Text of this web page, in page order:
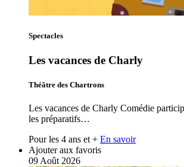
Spectacles
Les vacances de Charly
Théâtre des Chartrons
Les vacances de Charly Comédie
les préparatifs…
Pour les 4 ans et + En savoir
Ajouter aux favoris
09Août 2026